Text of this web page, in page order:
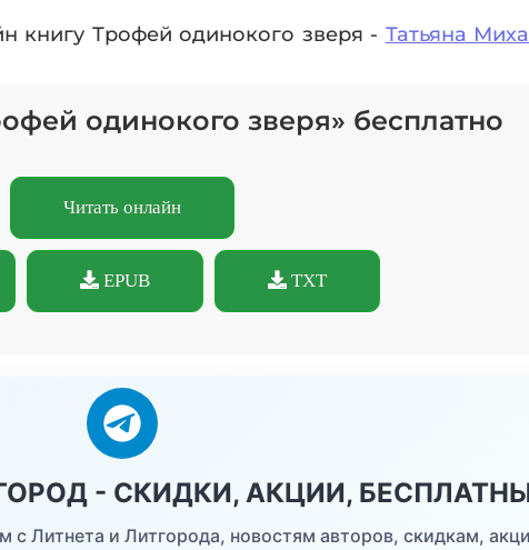
книгу Трофей одинокого зверя - Татьяна
одинокого зверя» бесплатно
Читать онлайн
EPUB TXT
- СКИДКИ, АКЦИИ,
Литнета и Литгорода, новостям авторов, скидкам,